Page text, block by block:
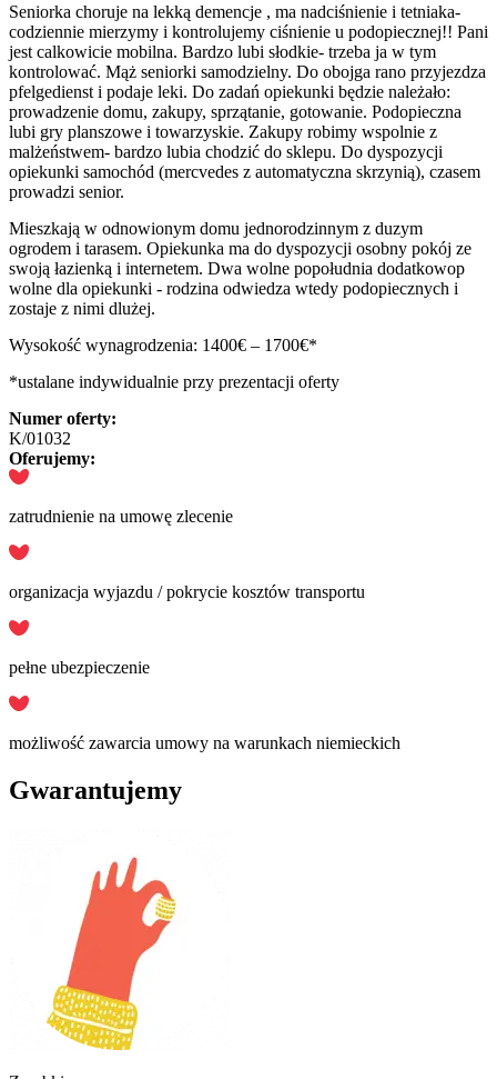
Seniorka choruje na lekką demencje , ma nadciśnienie i tetniaka-
codziennie mierzymy i kontrolujemy ciśnienie u podopiecznej!! Pani
jest calkowicie mobilna. Bardzo lubi słodkie- trzeba ja w tym
kontrolować. Mąż seniorki samodzielny. Do obojga rano przyjezdza
pfelgedienst i podaje leki. Do zadań opiekunki będzie należało:
prowadzenie domu, zakupy, sprzątanie, gotowanie. Podopieczna
lubi gry planszowe i towarzyskie. Zakupy robimy wspolnie z
malżeństwem- bardzo lubia chodzić do sklepu. Do dyspozycji
opiekunki samochód (mercvedes z automatyczna skrzynią), czasem
prowadzi senior.
Mieszkają w odnowionym domu jednorodzinnym z duzym
ogrodem i tarasem. Opiekunka ma do dyspozycji osobny pokój ze
swoją łazienką i internetem. Dwa wolne popołudnia dodatkowop
wolne dla opiekunki - rodzina odwiedza wtedy podopiecznych i
zostaje z nimi dlużej.
Wysokość wynagrodzenia: 1400€ – 1700€*
*ustalane indywidualnie przy prezentacji oferty
Numer oferty:
K/01032
Oferujemy:
zatrudnienie na umowę zlecenie
organizacja wyjazdu / pokrycie kosztów transportu
pełne ubezpieczenie
możliwość zawarcia umowy na warunkach niemieckich
Gwarantujemy